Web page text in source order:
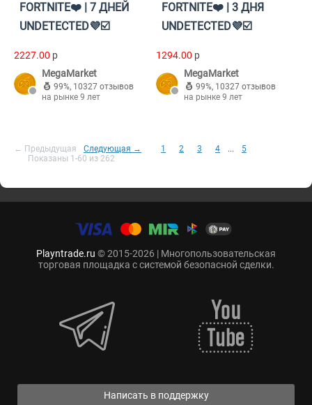
FORTNITE❤️ | 7 ДНЕЙ
UNDETECTED💜☑️
2227.00 p
MegaMarket
99%, 10327 отзывов
на рынке 9 лет
FORTNITE❤️ | 3 ДНЯ
UNDETECTED💜☑️
1294.00 p
MegaMarket
99%, 10327 отзывов
на рынке 9 лет
← Предыдущая Следующая → 1 2 3 4 ...
5
Показаны 1-60 из 262
Playntrade.ru © 2015-2026 | Многопользовательская
торговая площадка с системой безопасной сделки.
Написать в поддержку